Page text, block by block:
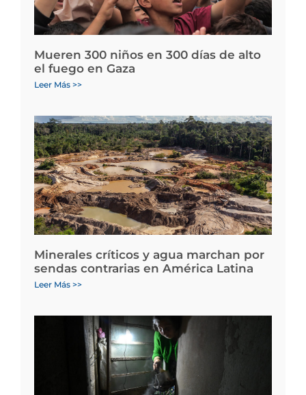
Mueren 300 niños en 300 días de alto
el fuego en Gaza
Leer Más >>
Minerales críticos y agua marchan por
sendas contrarias en América Latina
Leer Más >>